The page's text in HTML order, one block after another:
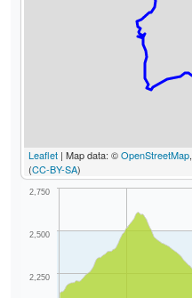
Leaflet | Map data: ©OpenStreetMap,
(CC-BY-SA)
2,250
2,500
2,750